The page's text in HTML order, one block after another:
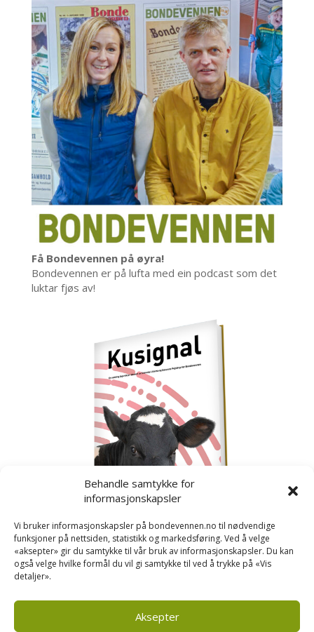
Behandle samtykke for
informasjonskapsler
Vi bruker informasjonskapsler på bondevennen.no til nødvendige
funksjoner på nettsiden, statistikk og markedsføring. Ved å velge
«aksepter» gir du samtykke til vår bruk av informasjonskapsler. Du kan
også velge hvilke formål du vil gi samtykke til ved å trykke på «Vis
detaljer».
Aksepter
Få Bondevennen på øyra!
Bondevennen er på lufta med ein podcast som det
luktar fjøs av!
Kusignal